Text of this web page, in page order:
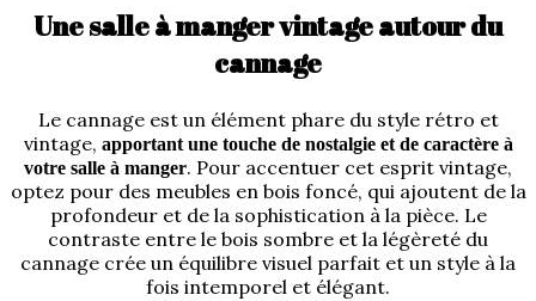
Une salle à manger vintage autour du
cannage
Le cannage est un élément phare du style rétro et
vintage, apportant une touche de nostalgie et de caractère à
votre salle à manger. Pour accentuer cet esprit vintage,
optez pour des meubles en bois foncé, qui ajoutent de la
profondeur et de la sophistication à la pièce. Le
contraste entre le bois sombre et la légèreté du
cannage crée un équilibre visuel parfait et un style à la
fois intemporel et élégant.